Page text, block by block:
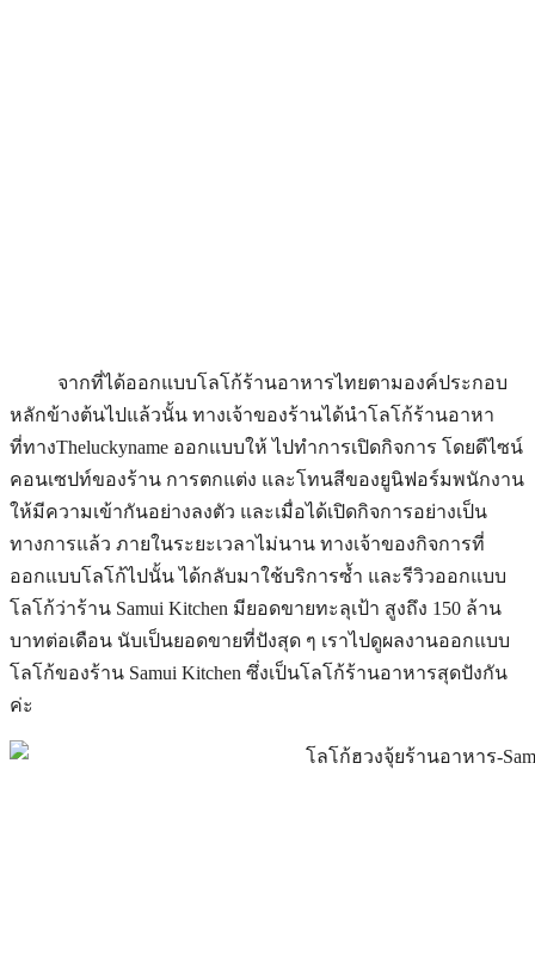
จากที่ได้ออกแบบโลโก้ร้านอาหารไทยตามองค์ประกอบ
หลักข้างต้นไปแล้วนั้น ทางเจ้าของร้านได้นำโลโก้ร้านอาหา
ที่ทางTheluckyname ออกแบบให้ ไปทำการเปิดกิจการ โดยดีไซน์
คอนเซปท์ของร้าน การตกแต่ง และโทนสีของยูนิฟอร์มพนักงาน
ให้มีความเข้ากันอย่างลงตัว และเมื่อได้เปิดกิจการอย่างเป็น
ทางการแล้ว ภายในระยะเวลาไม่นาน ทางเจ้าของกิจการที่
ออกแบบโลโก้ไปนั้น ได้กลับมาใช้บริการซ้ำ และรีวิวออกแบบ
โลโก้ว่าร้าน Samui Kitchen มียอดขายทะลุเป้า สูงถึง 150 ล้าน
บาทต่อเดือน นับเป็นยอดขายที่ปังสุด ๆ เราไปดูผลงานออกแบบ
โลโก้ของร้าน Samui Kitchen ซึ่งเป็นโลโก้ร้านอาหารสุดปังกัน
ค่ะ